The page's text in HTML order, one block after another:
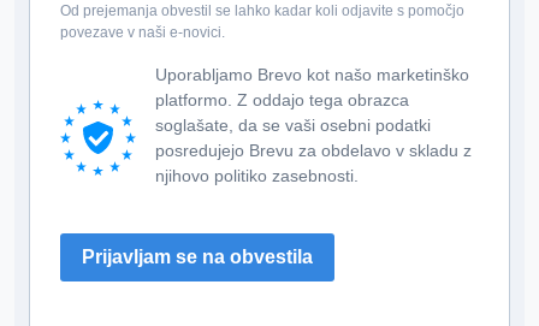
Od prejemanja obvestil se lahko kadar koli odjavite s pomočjo
povezave v naši e-novici.
Uporabljamo Brevo kot našo marketinško
platformo. Z oddajo tega obrazca
soglašate, da se vaši osebni podatki
posredujejo Brevu za obdelavo v skladu z
njihovo politiko zasebnosti.
Prijavljam se na obvestila